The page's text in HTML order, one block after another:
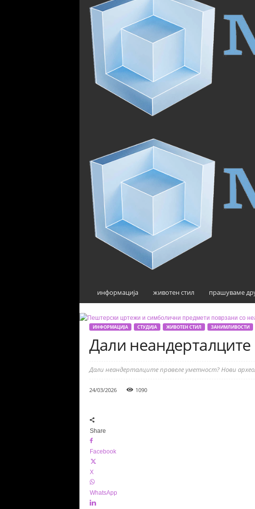
информација животен стил прашуваме
ИНФОРМАЦИЈА СТУДИЈА ЖИВОТЕН СТИЛ ЗАНИМЛИВОСТИ
Дали неандерталците
Дали неандерталците правеле уметност? Нови
24/03/2026 1090
Share
Facebook
X
WhatsApp